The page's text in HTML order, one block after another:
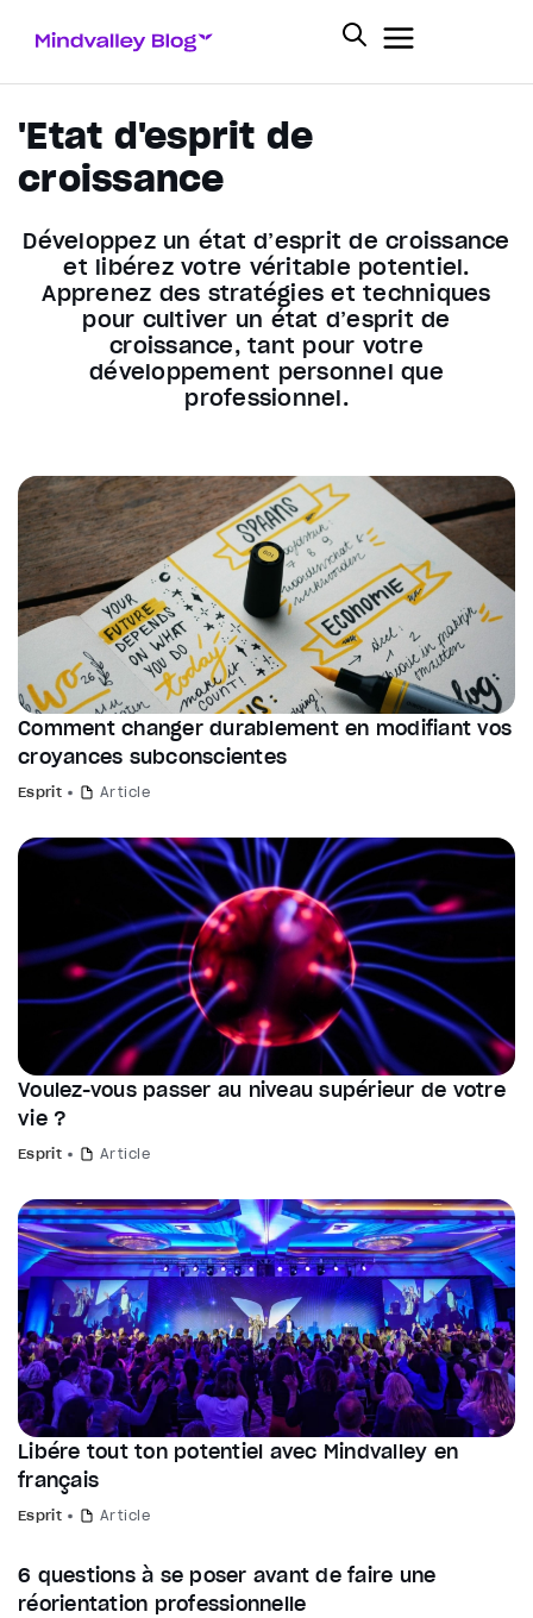
'Etat d'esprit de
croissance
Développez un état d’esprit de croissance
et libérez votre véritable potentiel.
Apprenez des stratégies et techniques
pour cultiver un état d’esprit de
croissance, tant pour votre
développement personnel que
professionnel.
Comment changer durablement en modifiant vos
croyances subconscientes
Esprit Article
Voulez-vous passer au niveau supérieur de votre
vie ?
Esprit Article
Libére tout ton potentiel avec Mindvalley en
français
Esprit Article
6 questions à se poser avant de faire une
réorientation professionnelle